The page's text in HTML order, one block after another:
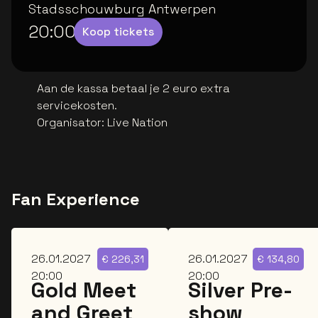
Stadsschouwburg Antwerpen
20:00 Koop tickets
Aan de kassa betaal je 2 euro extra
servicekosten.
Organisator: Live Nation
Fan Experience
26.01.2027
20:00
€ 226,31
Gold Meet
26.01.2027
20:00
€ 134,80
Silver Pre-